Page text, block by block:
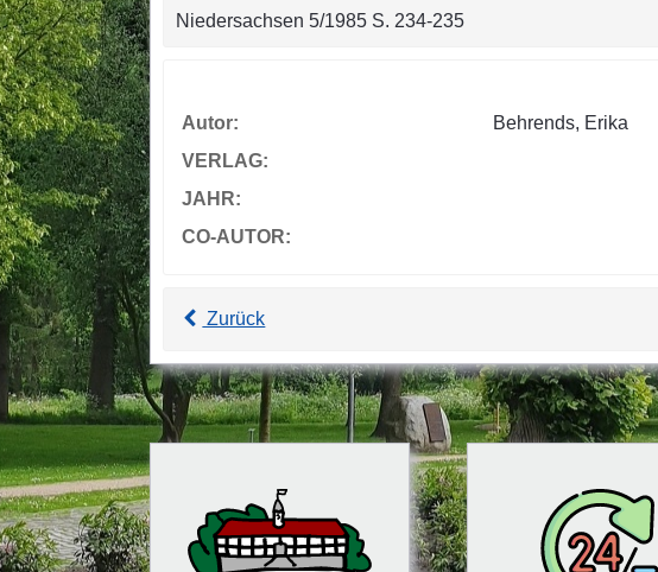
Niedersachsen 5/1985 S. 234-235
Autor:
Behrends, Erika
VERLAG:
JAHR:
CO-AUTOR:
Zurück